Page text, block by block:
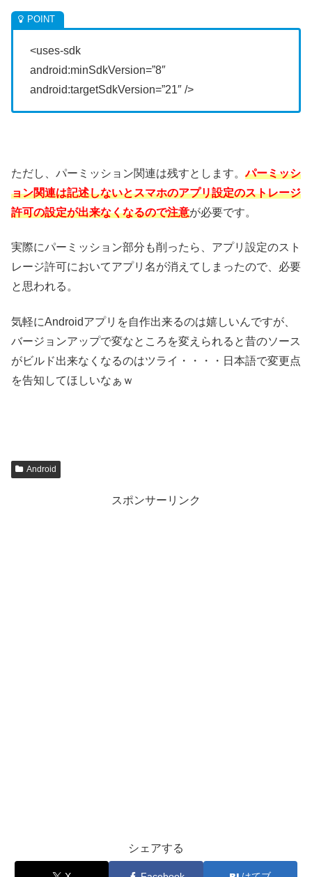
<uses-sdk
android:minSdkVersion=”8″
android:targetSdkVersion=”21″ />
ただし、パーミッション関連は残すとします。パーミッシ
ョン関連は記述しないとスマホのアプリ設定のストレージ
許可の設定が出来なくなるので注意が必要です。
実際にパーミッション部分も削ったら、アプリ設定のスト
レージ許可においてアプリ名が消えてしまったので、必要
と思われる。
気軽にAndroidアプリを自作出来るのは嬉しいんですが、
バージョンアップで変なところを変えられると昔のソース
がビルド出来なくなるのはツライ・・・・日本語で変更点
を告知してほしいなぁｗ
Android
スポンサーリンク
シェアする